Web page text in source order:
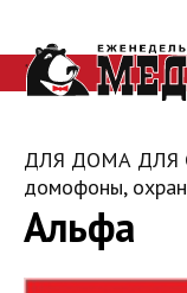
Альфа
ДЛЯ ДОМА ДЛЯ
домофоны,